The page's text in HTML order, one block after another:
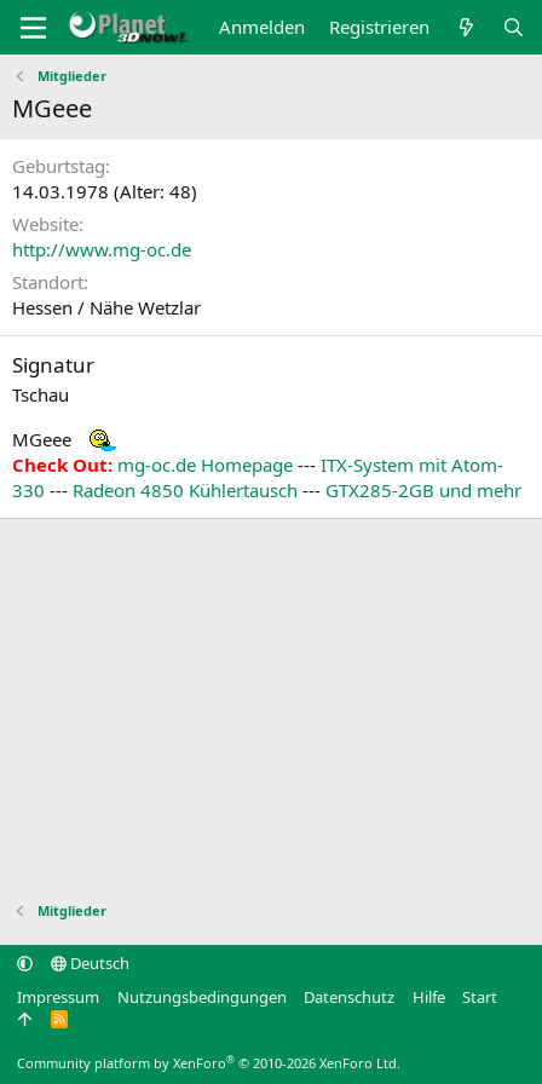
Anmelden Registrieren
Mitglieder
MGeee
Geburtstag
14.03.1978 (Alter: 48)
Website
http://www.mg-oc.de
Standort
Hessen / Nähe Wetzlar
Signatur
Tschau
MGeee
Check Out: mg-oc.de Homepage --- ITX-System mit Atom-
330 --- Radeon 4850 Kühlertausch --- GTX285-2GB und mehr
Mitglieder
Deutsch
Impressum
Nutzungsbedingungen Datenschutz Hilfe Start
R
Community platform by XenForo® © 2010-2026 XenForo Ltd.